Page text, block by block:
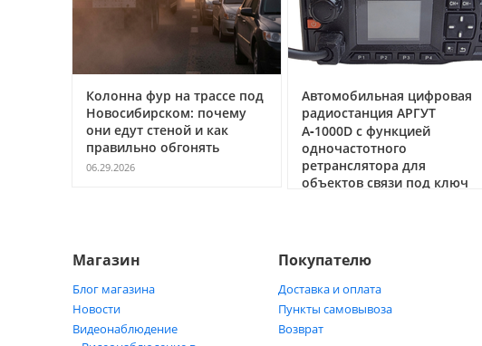
Колонна фур на трассе под
Новосибирском: почему
они едут стеной и как
правильно обгонять
06.29.2026
Автомобильная цифровая
радиостанция АРГУТ
А‑1000D с функцией
одночастотного
ретранслятора для
объектов связи под ключ
Магазин
Блог магазина
Новости
Видеонаблюдение
Покупателю
Доставка и оплата
Пункты самовывоза
Возврат